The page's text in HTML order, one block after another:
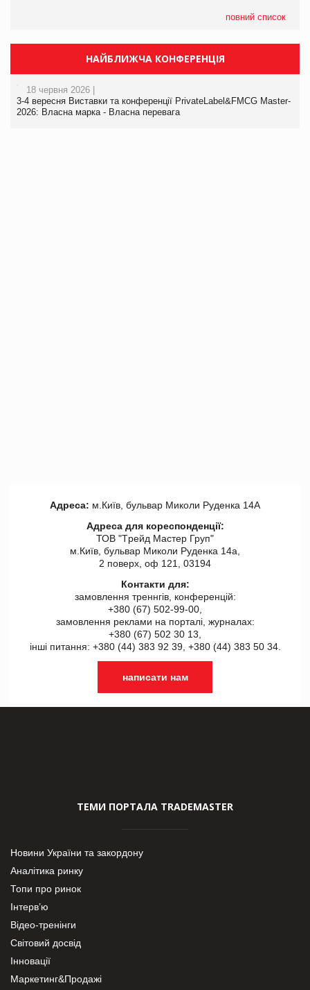
повний список
НАЙБЛИЖЧА КОНФЕРЕНЦІЯ
18 червня 2026 |
3-4 вересня Виставки та конференції PrivateLabel&FMCG Master-
2026: Власна марка - Власна перевага
Адреса: м.Київ, бульвар Миколи Руденка 14А
Адреса для кореспонденції:
ТОВ "Tрейд Мастер Груп"
м.Київ, бульвар Миколи Руденка 14а,
2 поверх, оф 121, 03194
Контакти для:
замовлення треннгів, конференцій:
+380 (67) 502-99-00,
замовлення реклами на порталі, журналах:
+380 (67) 502 30 13,
інші питання: +380 (44) 383 92 39, +380 (44) 383 50 34.
написати нам
ТЕМИ ПОРТАЛА TRADEMASTER
Новини України та закордону
Аналітика ринку
Топи про ринок
Інтерв’ю
Відео-тренінги
Світовий досвід
Інновації
Маркетинг&Продажі